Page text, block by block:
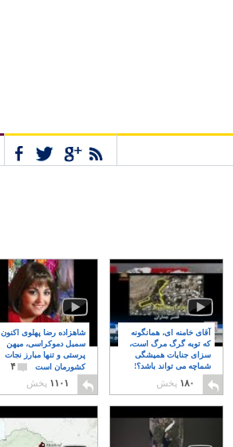
شاهزاده رضا پهلوی اکنون
سمبل دموکراسی، میهن
پرستی و تنها مبارز نجات
کشورمان است
۴
۱۱۰۱ پخش
آقای خامنه ای، همانگونه
که توبه گرگ مرگ است،
سزای جنایات همیشگی
شماچه می تواند باشد؟!
۸
۱۸۰ پخش